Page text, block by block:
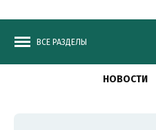
ВСЕ РАЗДЕЛЫ
НОВОСТИ